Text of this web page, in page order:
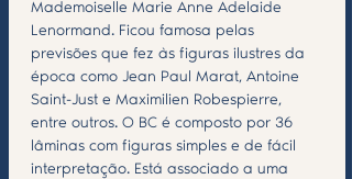
Mademoiselle Marie Anne Adelaide
Lenormand. Ficou famosa pelas
previsões que fez às figuras ilustres da
época como Jean Paul Marat, Antoine
Saint-Just e Maximilien Robespierre,
entre outros. O BC é composto por 36
lâminas com figuras simples e de fácil
interpretação. Está associado a uma